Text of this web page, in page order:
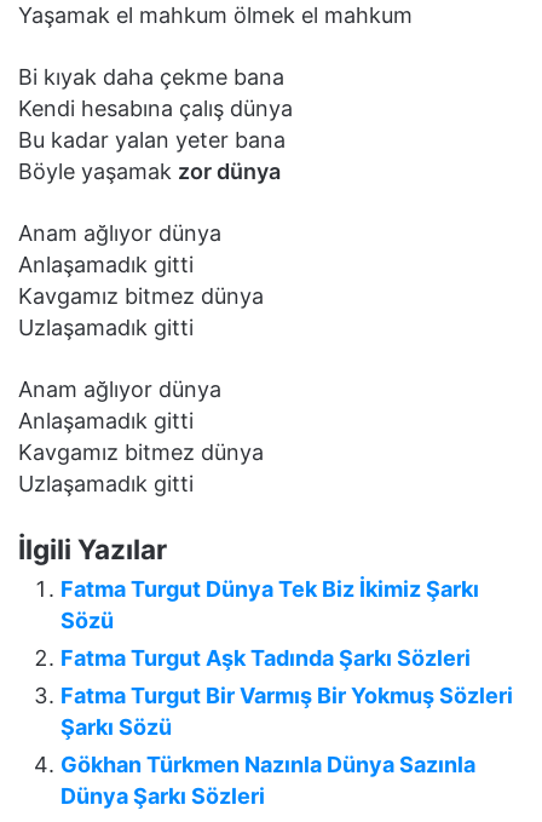
Yaşamak el mahkum ölmek el mahkum
Bi kıyak daha çekme bana
Kendi hesabına çalış dünya
Bu kadar yalan yeter bana
Böyle yaşamak zor dünya
Anam ağlıyor dünya
Anlaşamadık gitti
Kavgamız bitmez dünya
Uzlaşamadık gitti
Anam ağlıyor dünya
Anlaşamadık gitti
Kavgamız bitmez dünya
Uzlaşamadık gitti
İlgili Yazılar
Fatma Turgut Dünya Tek Biz İkimiz Şarkı
Sözü
Fatma Turgut Aşk Tadında Şarkı Sözleri
Fatma Turgut Bir Varmış Bir Yokmuş Sözleri
Şarkı Sözü
Gökhan Türkmen Nazınla Dünya Sazınla
Dünya Şarkı Sözleri